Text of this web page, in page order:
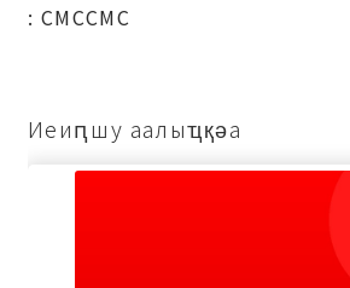
: СМССМС
Иеиԥшу аалыҵқәа